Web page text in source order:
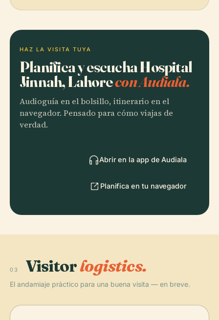
HAZ LA VISITA TUYA
Planifica y escucha Hospital
Jinnah, Lahorecon Audiala.
Audioguía en el bolsillo, itinerario en el
navegador. Pensado para cómo viajas de
verdad.
Abrir en la app de Audiala
Planifica en tu navegador
03 Visitorlogistics.
El andamiaje práctico para una buena visita — en breve.